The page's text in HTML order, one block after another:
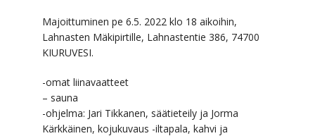
Majoittuminen pe 6.5. 2022 klo 18 aikoihin,
Lahnasten Mäkipirtille, Lahnastentie 386, 74700
KIURUVESI.
-omat liinavaatteet
– sauna
-ohjelma: Jari Tikkanen, säätieteily ja Jorma
Kärkkäinen, kojukuvaus -iltapala, kahvi ja